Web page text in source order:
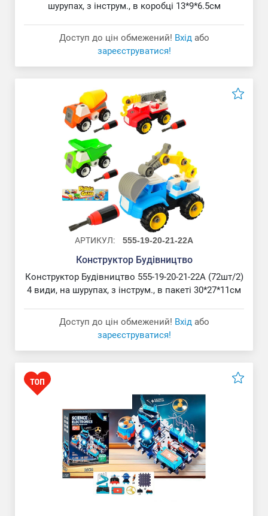
шурупах, з інструм., в коробці 13*9*6.5см
Доступ до цін обмежений! Вхід або
зареєструватися!
АРТИКУЛ: 555-19-20-21-22A
Конструктор Будівництво
Конструктор Будівництво 555-19-20-21-22A (72шт/2)
4 види, на шурупах, з інструм., в пакеті 30*27*11см
Доступ до цін обмежений! Вхід або
зареєструватися!